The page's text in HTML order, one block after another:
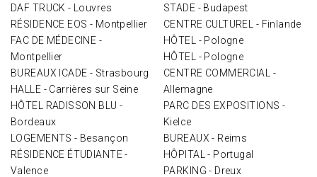
DAF TRUCK - Louvres
RÉSIDENCE EOS - Montpellier
FAC DE MÉDECINE -
Montpellier
BUREAUX ICADE - Strasbourg
HALLE - Carrières sur Seine
HÔTEL RADISSON BLU -
Bordeaux
LOGEMENTS - Besançon
RÉSIDENCE ÉTUDIANTE -
Valence
STADE - Budapest
CENTRE CULTUREL - Finlande
HÔTEL - Pologne
HÔTEL - Pologne
CENTRE COMMERCIAL -
Allemagne
PARC DES EXPOSITIONS -
Kielce
BUREAUX - Reims
HÔPITAL - Portugal
PARKING - Dreux